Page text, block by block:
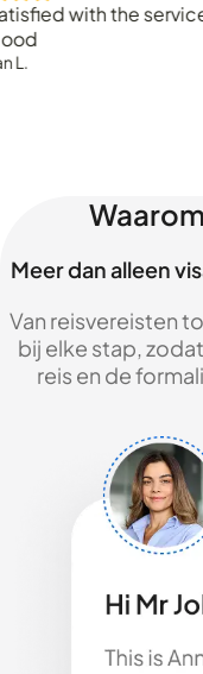
with the service
Meer dan alleen
Van reisvereisten
bij elke stap,
reis en de